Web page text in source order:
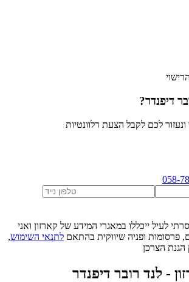
דיפנדר?
לכם לקבל הצעת רלוונטיות
058-
לעיל ייכללו במאגרי המידע של קארזון ואני
פרסומות ופניה שיווקית בהתאם לתנאי השימוש,
הגנת הצרכן
- לנד רובר דיפנדר